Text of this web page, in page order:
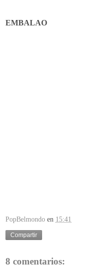
EMBALAO
PopBelmondo en 15:41
Compartir
8 comentarios: